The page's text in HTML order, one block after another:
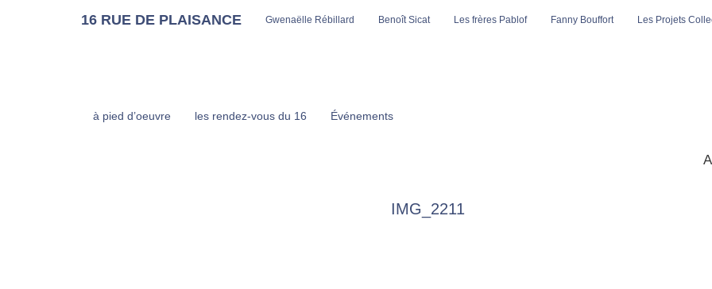
16 RUE DE PLAISANCE Gwenaëlle Rébillard Benoît Sicat Les frères Pablof Fanny Bouffort Les Projets
à pied d’oeuvre les rendez-vous du 16 Événements
IMG_2211